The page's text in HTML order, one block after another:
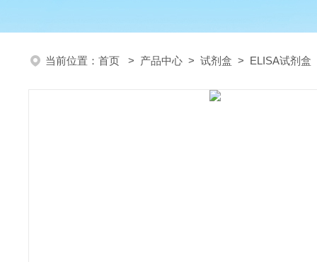
当前位置： 首页 > 产品中心 > 试剂盒 > ELISA试剂盒